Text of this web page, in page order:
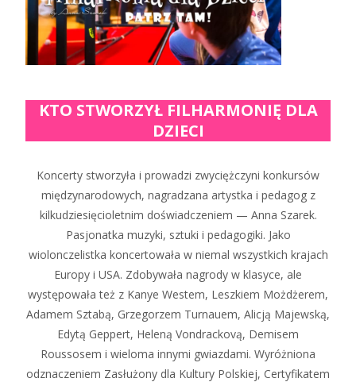
KTO STWORZYŁ FILHARMONIĘ DLA
DZIECI
Koncerty stworzyła i prowadzi zwyciężczyni konkursów
międzynarodowych, nagradzana artystka i pedagog z
kilkudziesięcioletnim doświadczeniem — Anna Szarek.
Pasjonatka muzyki, sztuki i pedagogiki. Jako
wiolonczelistka koncertowała w niemal wszystkich krajach
Europy i USA. Zdobywała nagrody w klasyce, ale
występowała też z Kanye Westem, Leszkiem Możdżerem,
Adamem Sztabą, Grzegorzem Turnauem, Alicją Majewską,
Edytą Geppert, Heleną Vondrackovą, Demisem
Roussosem i wieloma innymi gwiazdami. Wyróżniona
odznaczeniem Zasłużony dla Kultury Polskiej, Certyfikatem